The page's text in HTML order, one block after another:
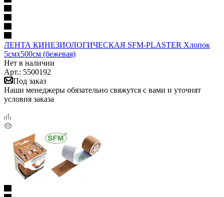
ЛЕНТА КИНЕЗИОЛОГИЧЕСКАЯ SFM-PLASTER Хлопок
5смх500см (бежевая)
Нет в наличии
Арт.: 5500192
Под заказ
Наши менеджеры обязательно свяжутся с вами и уточнят
условия заказа